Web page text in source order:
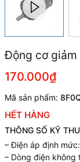
Động cơ giảm
170.000₫
Mã sản phẩm:
HẾT HÀNG
THÔNG SỐ KỸ
– Điện áp định
– Dòng điện không